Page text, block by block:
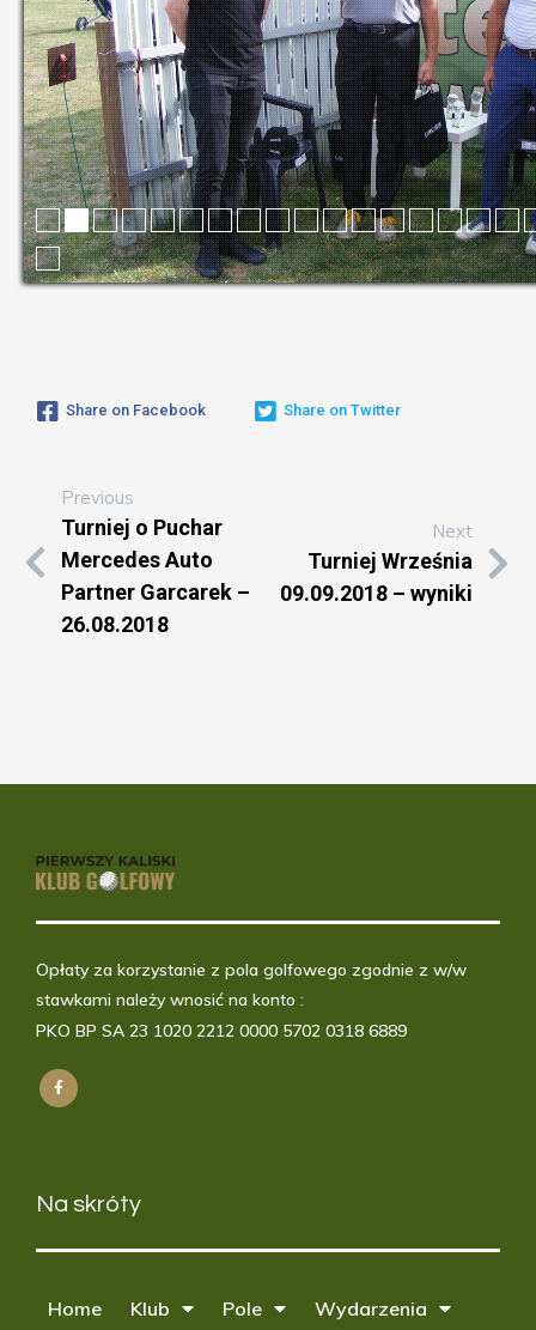
Share on Facebook Share on Twitter
Previous
Turniej o Puchar
Mercedes Auto
Partner Garcarek –
26.08.2018
Next
Turniej Września
09.09.2018 – wyniki
Opłaty za korzystanie z pola golfowego zgodnie z w/w
stawkami należy wnosić na konto :
PKO BP SA 23 1020 2212 0000 5702 0318 6889
Na skróty
Home Klub Pole Wydarzenia